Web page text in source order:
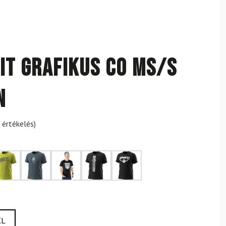
Grafikus CO MS/S